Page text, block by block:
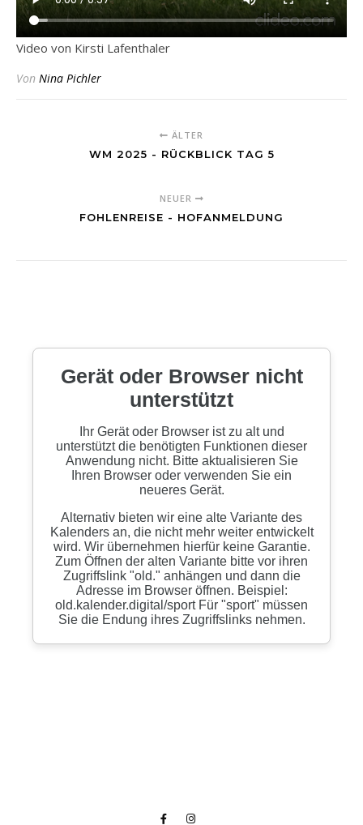
Video von Kirsti Lafenthaler
Von Nina Pichler
ÄLTER
WM 2025 - RÜCKBLICK TAG 5
NEUER
FOHLENREISE - HOFANMELDUNG